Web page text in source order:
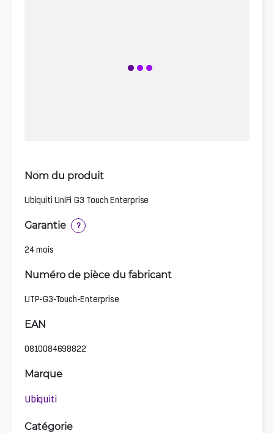
Nom du produit
Ubiquiti UniFi G3 Touch Enterprise
Garantie ?
24 mois
Numéro de pièce du fabricant
UTP-G3-Touch-Enterprise
EAN
0810084698822
Marque
Ubiquiti
Catégorie